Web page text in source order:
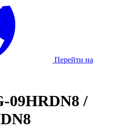
Перейти на
09HRDN8 /